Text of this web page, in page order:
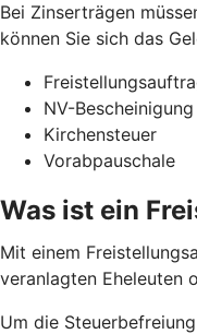
Bei Zinserträgen
können Sie sich das
NV-Bescheinigung
Kirchensteuer
Vorabpauschale
Was ist ein
Mit einem
veranlagten Eheleuten
Um die